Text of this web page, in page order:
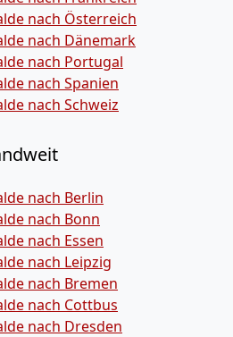
nach Österreich
nach Dänemark
nach Portugal
nach Spanien
nach Schweiz
nach Berlin
nach Bonn
nach Essen
nach Leipzig
nach Bremen
nach Cottbus
nach Dresden